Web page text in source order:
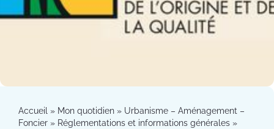
Accueil » Mon quotidien » Urbanisme – Aménagement –
Foncier » Réglementations et informations générales »